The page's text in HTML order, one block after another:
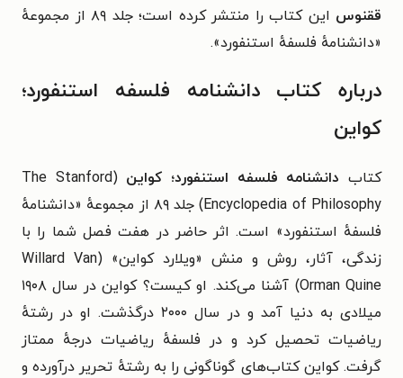
ققنوس این کتاب را منتشر کرده است؛ جلد ۸۹ از مجموعهٔ
«دانشنامهٔ فلسفهٔ استنفورد».
درباره کتاب دانشنامه فلسفه استنفورد؛
کواین
کتاب دانشنامه فلسفه استنفورد؛ کواین
(The Stanford
Encyclopedia of Philosophy) جلد ۸۹ از مجموعهٔ «دانشنامهٔ
فلسفهٔ استنفورد» است. اثر حاضر در هفت فصل شما را با
زندگی، آثار، روش و منش «ویلارد کواین» (Willard Van
Orman Quine) آشنا می‌کند. او کیست؟ کواین در سال ۱۹۰۸
میلادی به دنیا آمد و در سال ۲۰۰۰ درگذشت. او در رشتهٔ
ریاضیات تحصیل کرد و در فلسفهٔ ریاضیات درجهٔ ممتاز
گرفت. کواین کتاب‌های گوناگونی را به رشتهٔ تحریر درآورده و